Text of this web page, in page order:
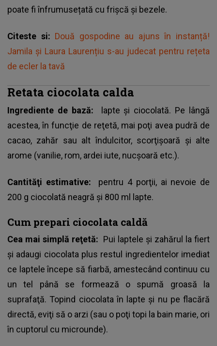
poate fi înfrumusețată cu frișcă și bezele.
Citeste si: Două gospodine au ajuns în instanță!
Jamila și Laura Laurențiu s-au judecat pentru rețeta
de ecler la tavă
Retata ciocolata calda
Ingrediente de bază:
lapte şi ciocolată. Pe lângă
acestea, în funcţie de reţetă, mai poţi avea pudră de
cacao, zahăr sau alt îndulcitor, scorţişoară şi alte
arome (vanilie, rom, ardei iute, nucşoară etc.).
Cantităţi estimative:
pentru 4 porţii, ai nevoie de
200 g ciocolată neagră şi 800 ml lapte.
Cum prepari ciocolata caldă
Cea mai simplă reţetă: Pui laptele şi zahărul la fiert
şi adaugi ciocolata plus restul ingredientelor imediat
ce laptele începe să fiarbă, amestecând continuu cu
un tel până se formează o spumă groasă la
suprafaţă. Topind ciocolata în lapte şi nu pe flacără
directă, eviţi să o arzi (sau o poţi topi la bain marie, ori
în cuptorul cu microunde).